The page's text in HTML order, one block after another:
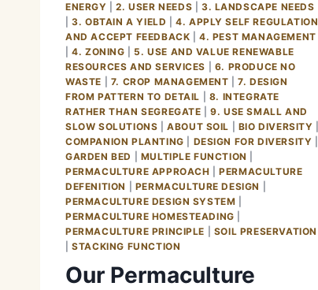
ENERGY |2. USER NEEDS
3. LANDSCAPE NEEDS
|3. OBTAIN A YIELD |4. APPLY SELF REGULATION
AND ACCEPT FEEDBACK |4. PEST MANAGEMENT
|4. ZONING
5. USE AND VALUE RENEWABLE
RESOURCES AND SERVICES
6. PRODUCE NO
WASTE
7. CROP MANAGEMENT |7. DESIGN
FROM PATTERN TO DETAIL
8. INTEGRATE
RATHER THAN SEGREGATE |9. USE SMALL AND
SLOW SOLUTIONS |ABOUT SOIL BIO DIVERSITY
COMPANION PLANTING
DESIGN FOR DIVERSITY
GARDEN BED
MULTIPLE FUNCTION
PERMACULTURE APPROACH |PERMACULTURE
DEFENITION
PERMACULTURE DESIGN
PERMACULTURE DESIGN SYSTEM
PERMACULTURE HOMESTEADING
PERMACULTURE PRINCIPLE
SOIL PRESERVATION
|STACKING FUNCTION
Our Permaculture